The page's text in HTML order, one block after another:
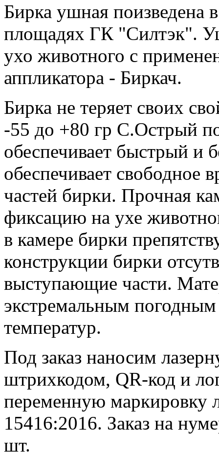
Бирка ушная поизведена
площадях ГК "Силтэк".
ухо животного с
аппликатора - Биркач.
Бирка не теряет своих
-55 до +80 гр С.Острый
обеспечивает быстрый и
обеспечивает свободное
частей бирки. Прочная
фиксацию на ухе
в камере бирки
конструкции бирки
выступающие части.
экстремальным
температур.
Под заказ наносим
штрихкодом, QR-код и
переменную маркировку
15416:2016. Заказ на
шт.